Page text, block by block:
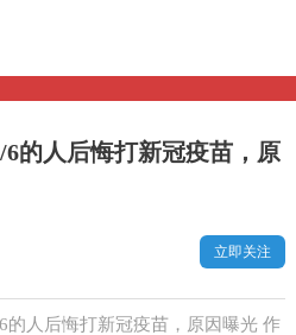
的人后悔打新冠疫苗，原
立即关注
人后悔打新冠疫苗，原因曝光 作